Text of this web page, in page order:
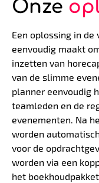
Onze
Een oplossing in
eenvoudig maakt
inzetten van
van de slimme
planner eenvoudig
teamleden en de
evenementen. Na
worden
voor de
worden via een
het